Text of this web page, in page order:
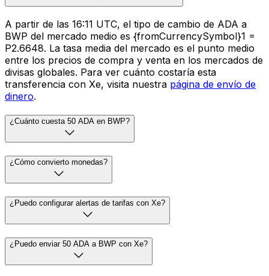
A partir de las 16:11 UTC, el tipo de cambio de ADA a
BWP del mercado medio es {fromCurrencySymbol}1 =
P2.6648. La tasa media del mercado es el punto medio
entre los precios de compra y venta en los mercados de
divisas globales. Para ver cuánto costaría esta
transferencia con Xe, visita nuestra página de envío de
dinero.
¿Cuánto cuesta 50 ADA en BWP?
¿Cómo convierto monedas?
¿Puedo configurar alertas de tarifas con Xe?
¿Puedo enviar 50 ADA a BWP con Xe?